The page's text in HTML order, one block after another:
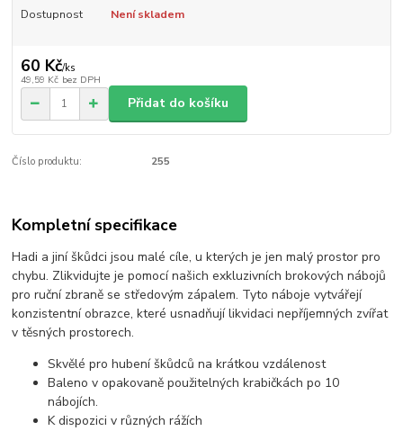
Dostupnost Není skladem
60 Kč/ks
49,59 Kč bez DPH
Přidat do košíku
Číslo produktu: 255
Kompletní specifikace
Hadi a jiní škůdci jsou malé cíle, u kterých je jen malý prostor pro
chybu. Zlikvidujte je pomocí našich exkluzivních brokových nábojů
pro ruční zbraně se středovým zápalem. Tyto náboje vytvářejí
konzistentní obrazce, které usnadňují likvidaci nepříjemných zvířat
v těsných prostorech.
Skvělé pro hubení škůdců na krátkou vzdálenost
Baleno v opakovaně použitelných krabičkách po 10
nábojích.
K dispozici v různých rážích